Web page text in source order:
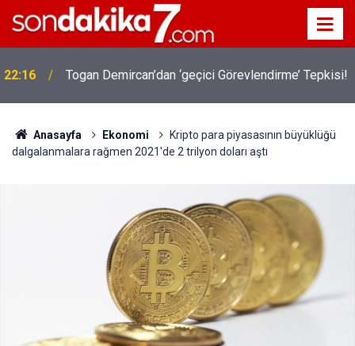
22:16 Togan Demircan’dan ‘geçici Görevlendirme’ Tepkisi!
Anasayfa Ekonomi
Kripto para piyasasının büyüklüğü
dalgalanmalara rağmen 2021'de 2 trilyon doları aştı